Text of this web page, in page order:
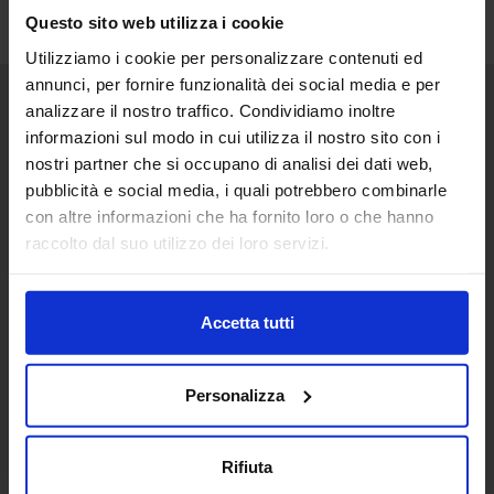
Questo sito web utilizza i cookie
Utilizziamo i cookie per personalizzare contenuti ed
annunci, per fornire funzionalità dei social media e per
analizzare il nostro traffico. Condividiamo inoltre
informazioni sul modo in cui utilizza il nostro sito con i
nostri partner che si occupano di analisi dei dati web,
pubblicità e social media, i quali potrebbero combinarle
con altre informazioni che ha fornito loro o che hanno
raccolto dal suo utilizzo dei loro servizi.
Accetta tutti
Personalizza
Rifiuta
Senaf srl
Via Eritrea 21/A
20157 | Milano | Italia
+ 39 02.332039460
In collaborazione con